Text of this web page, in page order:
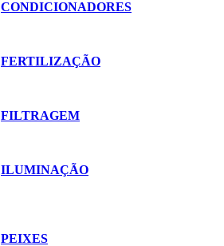
CONDICIONADORES
FERTILIZAÇÃO
FILTRAGEM
ILUMINAÇÃO
PEIXES